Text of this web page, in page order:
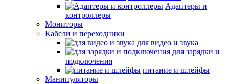
Адаптеры и
контроллеры
Мониторы
Кабели и переходники
для видео и звука
для зарядки и
подключения
питание и шлейфы
Манипуляторы